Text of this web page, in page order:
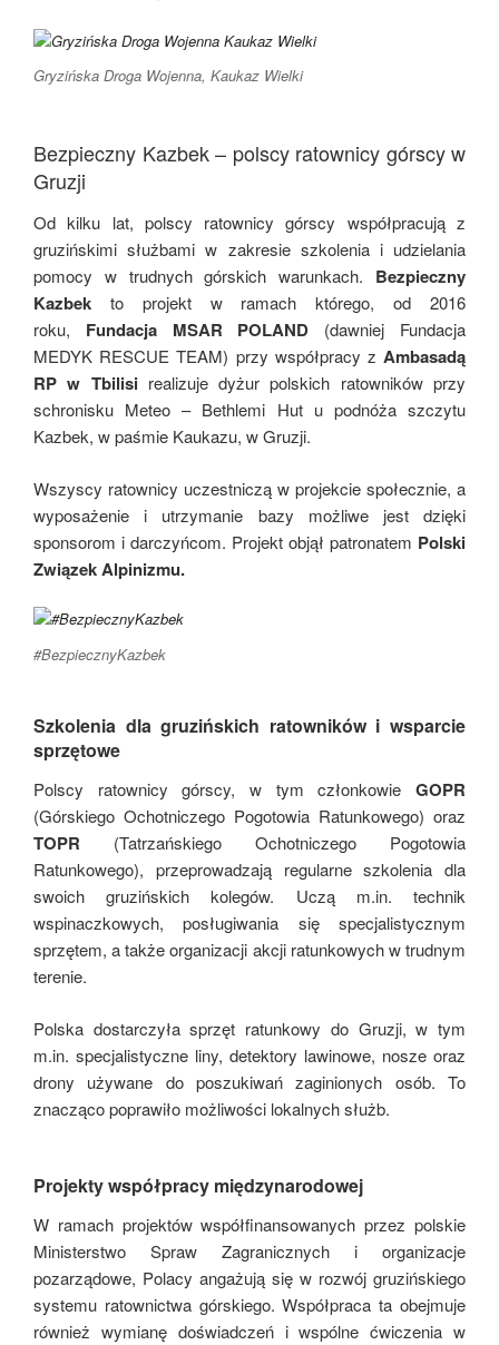
Gryzińska Droga Wojenna, Kaukaz Wielki
Bezpieczny Kazbek – polscy ratownicy górscy w
Gruzji
Od kilku lat, polscy ratownicy górscy współpracują z
gruzińskimi służbami w zakresie szkolenia i udzielania
pomocy w trudnych górskich warunkach. Bezpieczny
Kazbek to projekt w ramach którego, od 2016
roku, Fundacja MSAR POLAND (dawniej Fundacja
MEDYK RESCUE TEAM) przy współpracy z Ambasadą
RP w Tbilisirealizuje dyżur polskich ratowników przy
schronisku Meteo – Bethlemi Hut u podnóża szczytu
Kazbek, w paśmie Kaukazu, w Gruzji.
Wszyscy ratownicy uczestniczą w projekcie społecznie, a
wyposażenie i utrzymanie bazy możliwe jest dzięki
sponsorom i darczyńcom. Projekt objął patronatem Polski
Związek Alpinizmu.
#BezpiecznyKazbek
Szkolenia dla gruzińskich ratowników i wsparcie
sprzętowe
Polscy ratownicy górscy, w tym członkowie GOPR
(Górskiego Ochotniczego Pogotowia Ratunkowego) oraz
TOPR (Tatrzańskiego Ochotniczego Pogotowia
Ratunkowego), przeprowadzają regularne szkolenia dla
swoich gruzińskich kolegów. Uczą m.in. technik
wspinaczkowych, posługiwania się specjalistycznym
sprzętem, a także organizacji akcji ratunkowych w trudnym
terenie.
Polska dostarczyła sprzęt ratunkowy do Gruzji, w tym
m.in. specjalistyczne liny, detektory lawinowe, nosze oraz
drony używane do poszukiwań zaginionych osób. To
znacząco poprawiło możliwości lokalnych służb.
Projekty współpracy międzynarodowej
W ramach projektów współfinansowanych przez polskie
Ministerstwo Spraw Zagranicznych i organizacje
pozarządowe, Polacy angażują się w rozwój gruzińskiego
systemu ratownictwa górskiego. Współpraca ta obejmuje
również wymianę doświadczeń i wspólne ćwiczenia w